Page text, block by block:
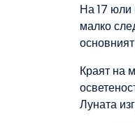
На 17 юли
малко
Краят на
Луната